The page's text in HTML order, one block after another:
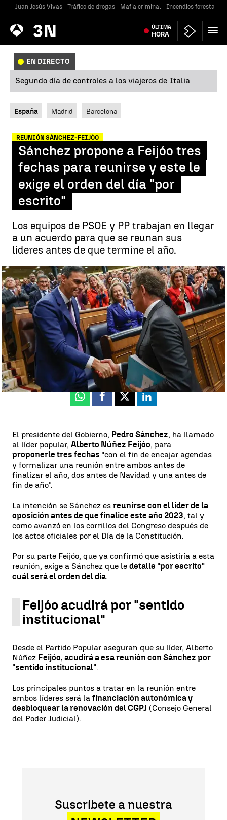
Juan Jesús Vivas Tráfico de drogas Mafia criminal Incendios forestales
Antena
3 Noticias ÚLTIMA
HORA
EN DIRECTO
Segundo día de controles a los viajeros de Italia
España Madrid Barcelona
REUNIÓN SÁNCHEZ-FEIJÓO
Sánchez propone a Feijóo tres
fechas para reunirse y este le
exige el orden del día "por
escrito"
Los equipos de PSOE y PP trabajan en llegar
a un acuerdo para que se reunan sus
líderes antes de que termine el año.
Sánchez propone a Feijóo tres fechas para reunirse y este le exige
el orden del día "por escrito" |EFE
Juan Muñoz
Publicado:11 de diciembre de 2023, 21:12
Whatsapp
Facebook
X Linkedin
El presidente del Gobierno, Pedro Sánchez, ha llamado
al líder popular, Alberto Núñez Feijóo, para
proponerle tres fechas "con el fin de encajar agendas
y formalizar una reunión entre ambos antes de
finalizar el año, dos antes de Navidad y una antes de
fin de año".
La intención se Sánchez es reunirse con el líder de la
oposición antes de que finalice este año 2023, tal y
como avanzó en los corrillos del Congreso después de
los actos oficiales por el Día de la Constitución.
Por su parte Feijóo, que ya confirmó que asistiría a esta
reunión, exige a Sánchez que le detalle "por escrito"
cuál será el orden del día.
Feijóo acudirá por "sentido
institucional"
Desde el Partido Popular aseguran que su líder, Alberto
Núñez Feijóo, acudirá a esa reunión con Sánchez por
"sentido institucional".
Los principales puntos a tratar en la reunión entre
ambos líderes será la financiación autonómica y
desbloquear la renovación del CGPJ (Consejo General
del Poder Judicial).
Suscríbete a nuestra